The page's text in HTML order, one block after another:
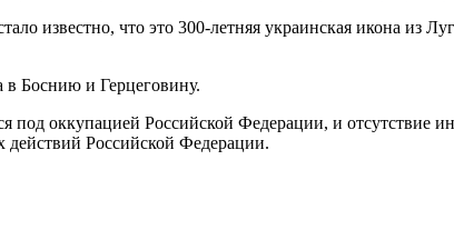
известно, что это 300-летняя украинская икона из
Боснию и Герцеговину.
оккупацией Российской Федерации, и отсутствие
действий Российской Федерации.